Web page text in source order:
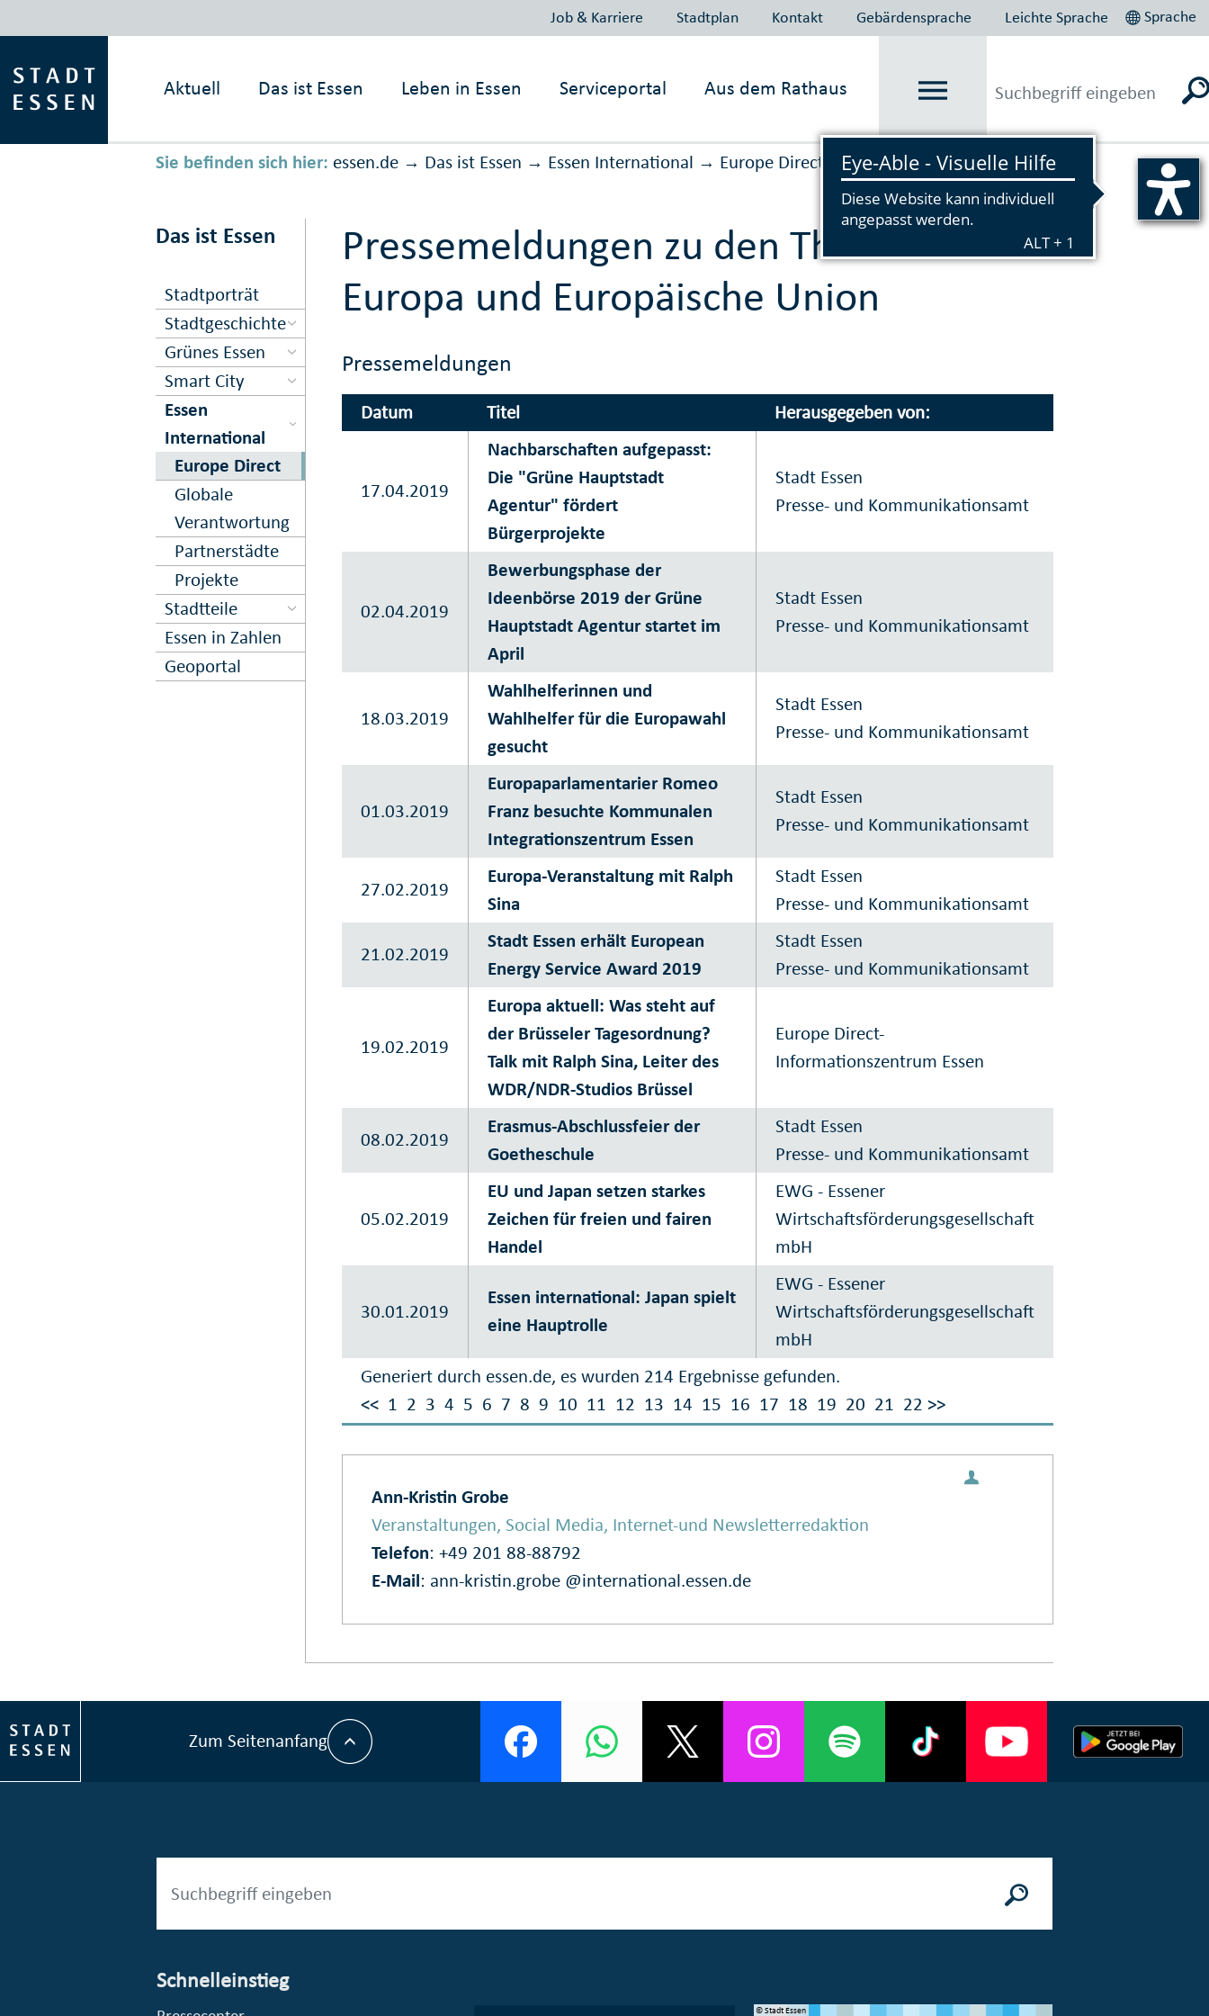
Job & Karriere Stadtplan Kontakt Gebärdensprache Leichte Sprache Sprache
Aktuell Das ist Essen Leben in Essen Serviceportal Aus dem Rathaus
Sie befinden sich hier: essen.de → Das ist Essen → Essen International → Europe Direct Vorlesen
Das ist Essen
Stadtporträt
Stadtgeschichte
Grünes Essen
Smart City
Essen
International
Europe Direct
Globale
Verantwortung
Partnerstädte
Projekte
Stadtteile
Essen in Zahlen
Geoportal
Pressemeldungen zu den Themen
Europa und Europäische Union
Pressemeldungen
Datum Titel Herausgegeben von:
Generiert durch essen.de, es wurden 214 Ergebnisse gefunden.
<< 1 2 3 4 5 6 7 8 9 10 11 12 13 14 15 16 17 18 19 20 21 22 >>
17.04.2019
Nachbarschaften aufgepasst:
Die "Grüne Hauptstadt
Agentur" fördert
Bürgerprojekte
Stadt Essen
Presse- und Kommunikationsamt
02.04.2019
Bewerbungsphase der
Ideenbörse 2019 der Grüne
Hauptstadt Agentur startet im
April
Stadt Essen
Presse- und Kommunikationsamt
18.03.2019
Wahlhelferinnen und
Wahlhelfer für die Europawahl
gesucht
Stadt Essen
Presse- und Kommunikationsamt
01.03.2019
Europaparlamentarier Romeo
Franz besuchte Kommunalen
Integrationszentrum Essen
Stadt Essen
Presse- und Kommunikationsamt
27.02.2019
Europa-Veranstaltung mit Ralph
Sina
Stadt Essen
Presse- und Kommunikationsamt
21.02.2019
Stadt Essen erhält European
Energy Service Award 2019
Stadt Essen
Presse- und Kommunikationsamt
19.02.2019
Europa aktuell: Was steht auf
der Brüsseler Tagesordnung?
Talk mit Ralph Sina, Leiter des
WDR/NDR-Studios Brüssel
Europe Direct-
Informationszentrum Essen
08.02.2019
Erasmus-Abschlussfeier der
Goetheschule
Stadt Essen
Presse- und Kommunikationsamt
05.02.2019
EU und Japan setzen starkes
Zeichen für freien und fairen
Handel
EWG - Essener
Wirtschaftsförderungsgesellschaft
mbH
30.01.2019
Essen international: Japan spielt
eine Hauptrolle
EWG - Essener
Wirtschaftsförderungsgesellschaft
mbH
Ann-Kristin Grobe
Veranstaltungen, Social Media, Internet-und Newsletterredaktion
Telefon: +49 201 88-88792
E‑Mail: ann-kristin.grobe @international.essen.de
Zum Seitenanfang
Schnelleinstieg
© Stadt Essen, Presse- und Kommunikationsamt © Stadt Essen